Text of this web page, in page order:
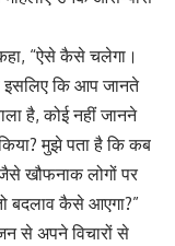
“ऐसे कैसे चलेगा।
इसलिए कि आप जानते
है, कोई नहीं जानने
मुझे पता है कि कब
खौफनाक लोगों पर
बदलाव कैसे आएगा?”
से अपने विचारों से